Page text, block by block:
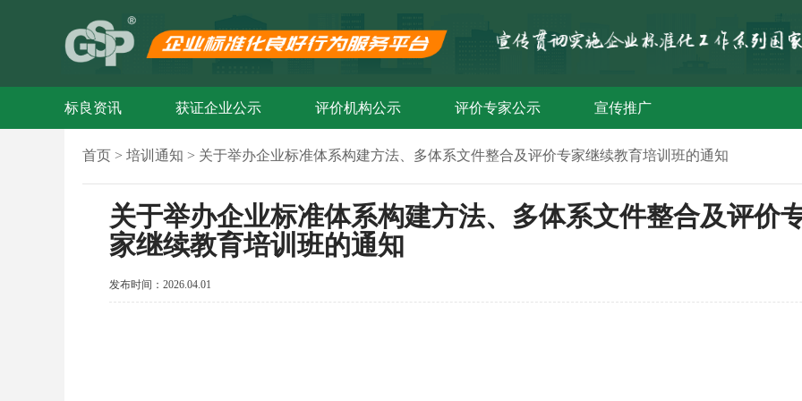
标良资讯 获证企业公示 评价机构公示 评价专家公示 宣传推广
首页 > 培训通知 > 关于举办企业标准体系构建方法、多体系文件整合及评价专家继续教育培训班的通知
关于举办企业标准体系构建方法、多体系文件整合及评价
家继续教育培训班的通知
发布时间： 2026.04.01